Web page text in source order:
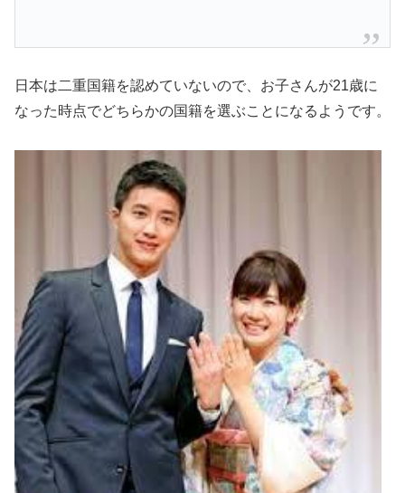
日本は二重国籍を認めていないので、お子さんが21歳に
なった時点でどちらかの国籍を選ぶことになるようです。